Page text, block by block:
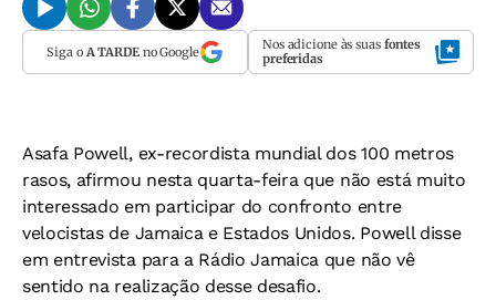
Siga o A TARDEno Google Nos adicione às suas fontes
preferidas
Asafa Powell, ex-recordista mundial dos 100 metros
rasos, afirmou nesta quarta-feira que não está muito
interessado em participar do confronto entre
velocistas de Jamaica e Estados Unidos. Powell disse
em entrevista para a Rádio Jamaica que não vê
sentido na realização desse desafio.